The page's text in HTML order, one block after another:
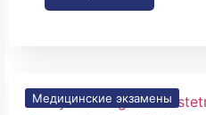
Медицинские экзамены